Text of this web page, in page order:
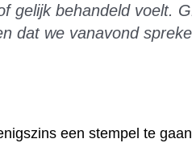
gelijk behandeld voelt.
dat we vanavond
een stempel te